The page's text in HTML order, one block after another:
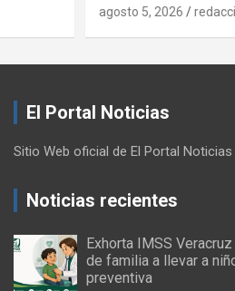
agosto 5, 2026 redaccion
El Portal Noticias
Sitio Web oficial de El Portal
Noticias recientes
Exhorta IMSS
de familia a llevar a
preventiva